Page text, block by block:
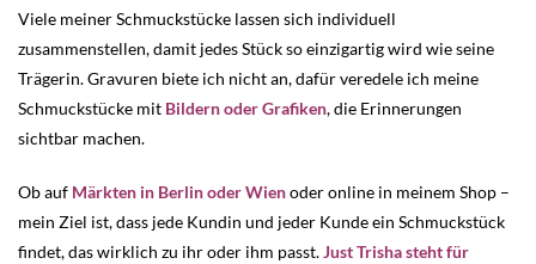
Viele meiner Schmuckstücke lassen sich individuell
zusammenstellen, damit jedes Stück so einzigartig wird wie seine
Trägerin. Gravuren biete ich nicht an, dafür veredele ich meine
Schmuckstücke mit Bildern oder Grafiken, die Erinnerungen
sichtbar machen.
Ob auf Märkten in Berlin oder Wienoder online in meinem Shop –
mein Ziel ist, dass jede Kundin und jeder Kunde ein Schmuckstück
findet, das wirklich zu ihr oder ihm passt.Just Trisha steht für